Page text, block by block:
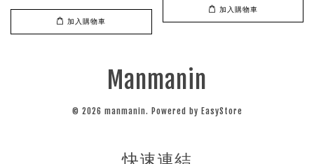
加入購物車
加入購物車
Manmanin
© 2026 manmanin. Powered by EasyStore
快速連結